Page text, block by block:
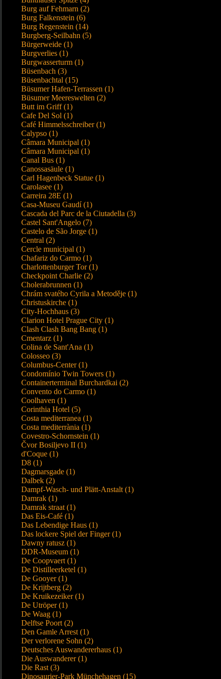
Burg auf Fehmarn (2)
Burg Falkenstein (6)
Burg Regenstein (14)
Burgberg-Seilbahn (5)
Bürgerweide (1)
Burgverlies (1)
Burgwasserturm (1)
Büsenbach (3)
Büsenbachtal (15)
Büsumer Hafen-Terrassen (1)
Büsumer Meereswelten (2)
Butt im Griff (1)
Cafe Del Sol (1)
Café Himmelsschreiber (1)
Calypso (1)
Câmara Municipal (1)
Câmara Municipal (1)
Canal Bus (1)
Canossasäule (1)
Carl Hagenbeck Statue (1)
Carolasee (1)
Carreira 28E (1)
Casa-Museu Gaudí (1)
Cascada del Parc de la Ciutadella (3)
Castel Sant'Angelo (7)
Castelo de São Jorge (1)
Central (2)
Cercle municipal (1)
Chafariz do Carmo (1)
Charlottenburger Tor (1)
Checkpoint Charlie (2)
Cholerabrunnen (1)
Chrám svatého Cyrila a Metoděje (1)
Christuskirche (1)
City-Hochhaus (3)
Clarion Hotel Prague City (1)
Clash Clash Bang Bang (1)
Cmentarz (1)
Colina de Sant'Ana (1)
Colosseo (3)
Columbus-Center (1)
Condomínio Twin Towers (1)
Containerterminal Burchardkai (2)
Convento do Carmo (1)
Coolhaven (1)
Corinthia Hotel (5)
Costa mediterranea (1)
Costa mediterrània (1)
Covestro-Schornstein (1)
Čvor Bosiljevo II (1)
d'Coque (1)
D8 (1)
Dagmarsgade (1)
Dalbek (2)
Dampf-Wasch- und Plätt-Anstalt (1)
Damrak (1)
Damrak straat (1)
Das Eis-Café (1)
Das Lebendige Haus (1)
Das lockere Spiel der Finger (1)
Dawny ratusz (1)
DDR-Museum (1)
De Coopvaert (1)
De Distilleerketel (1)
De Gooyer (1)
De Krijtberg (2)
De Kruikezeiker (1)
De Utröper (1)
De Waag (1)
Delftse Poort (2)
Den Gamle Arrest (1)
Der verlorene Sohn (2)
Deutsches Auswandererhaus (1)
Die Auswanderer (1)
Die Rast (3)
Dinosaurier-Park Münchehagen (15)